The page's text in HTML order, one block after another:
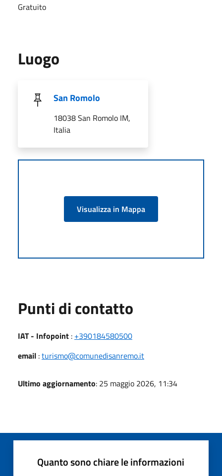
Gratuito
Luogo
San Romolo
18038 San Romolo IM,
Italia
Visualizza in Mappa
Punti di contatto
IAT - Infopoint : +390184580500
email :turismo@comunedisanremo.it
Ultimo aggiornamento: 25 maggio 2026, 11:34
Quanto sono chiare le informazioni